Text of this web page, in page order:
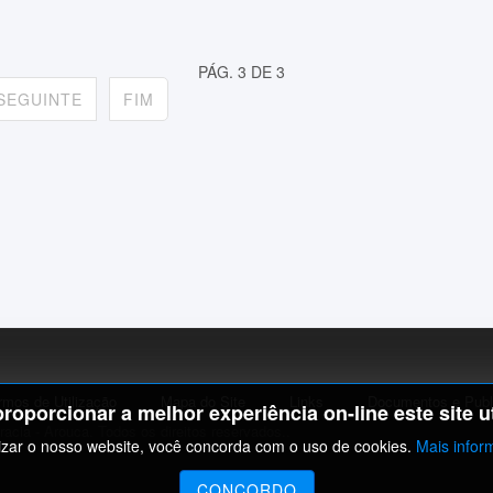
PÁG. 3 DE 3
FIM
de Utilização Mapa do Site Links Documentos e
a melhor experiência on-line este site
o nosso website, você concorda com o uso de cookies. Mais
- Arouca. Todos os direitos reservados..